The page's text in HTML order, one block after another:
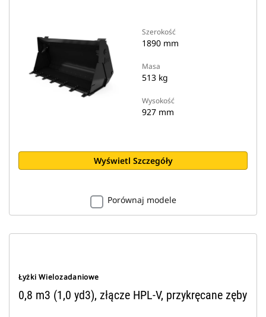
Szerokość
1890 mm
Masa
513 kg
Wysokość
927 mm
Wyświetl Szczegóły
Porównaj modele
Łyżki Wielozadaniowe
0,8 m3 (1,0 yd3), złącze HPL-V, przykręcane zęby